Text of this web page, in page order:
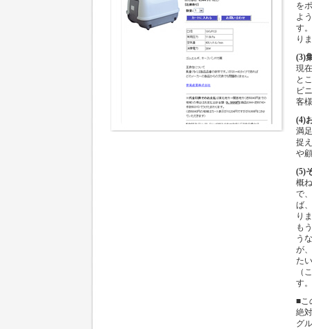
を
よ
す
り
(3)
現
と
ビ
客
(4)
満
捉
や
(5)
概
で
ば
り
も
う
が
た
（
す。
■こ
絶
グ